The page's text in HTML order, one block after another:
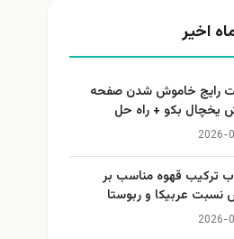
رایج خاموش شدن صفحه
یخچال بکو + راه حل
2026-
ترکیب قهوه مناسب بر
نسبت عربیکا و ربوستا
2026-